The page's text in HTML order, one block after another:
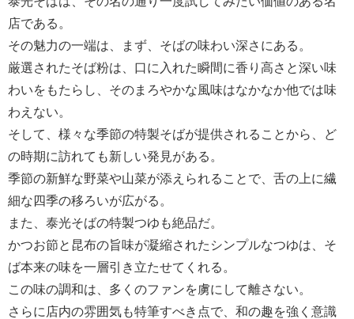
店である。
その魅力の一端は、まず、そばの味わい深さにある。
厳選されたそば粉は、口に入れた瞬間に香り高さと深い味
わいをもたらし、そのまろやかな風味はなかなか他では味
わえない。
そして、様々な季節の特製そばが提供されることから、ど
の時期に訪れても新しい発見がある。
季節の新鮮な野菜や山菜が添えられることで、舌の上に繊
細な四季の移ろいが広がる。
また、泰光そばの特製つゆも絶品だ。
かつお節と昆布の旨味が凝縮されたシンプルなつゆは、そ
ば本来の味を一層引き立たせてくれる。
この味の調和は、多くのファンを虜にして離さない。
さらに店内の雰囲気も特筆すべき点で、和の趣を強く意識